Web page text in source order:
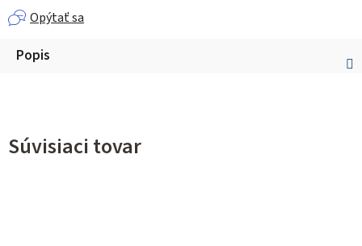
Opýtať sa
Popis
Súvisiaci tovar